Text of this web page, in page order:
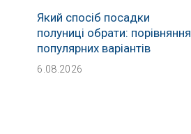
Який спосіб посадки
полуниці обрати: порівняння
популярних варіантів
6.08.2026